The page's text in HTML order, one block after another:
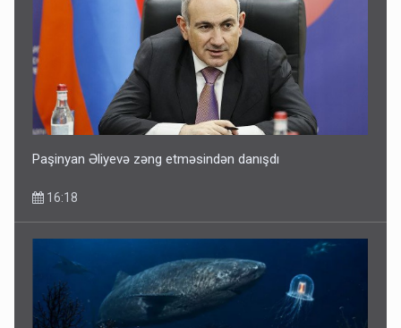
Paşinyan Əliyevə zəng etməsindən danışdı
16:18